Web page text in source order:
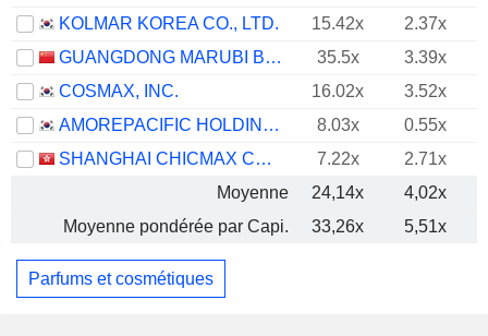
KOLMAR KOREA CO., LTD.
15.42x
2.37x
GUANGDONG MARUBI BIOTECHNOLOGY CO., LTD.
35.5x
3.39x
COSMAX, INC.
16.02x
3.52x
AMOREPACIFIC HOLDINGS CORP.
8.03x
0.55x
SHANGHAI CHICMAX COSMETIC CO., LTD.
7.22x
2.71x
Moyenne
24,14x
4,02x
Moyenne pondérée par Capi.
33,26x 5,51x
Parfums et cosmétiques